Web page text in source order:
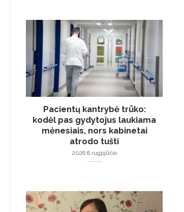
Pacientų kantrybė trūko:
kodėl pas gydytojus laukiama
mėnesiais, nors kabinetai
atrodo tušti
2026 6 rugpjūčio